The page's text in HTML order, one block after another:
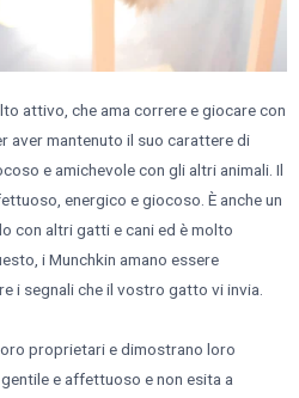
attivo, che ama correre e giocare con
aver mantenuto il suo carattere di
e amichevole con gli altri animali. Il
energico e giocoso. È anche un
con altri gatti e cani ed è molto
i Munchkin amano essere
i segnali che il vostro gatto vi invia.
proprietari e dimostrano loro
e affettuoso e non esita a